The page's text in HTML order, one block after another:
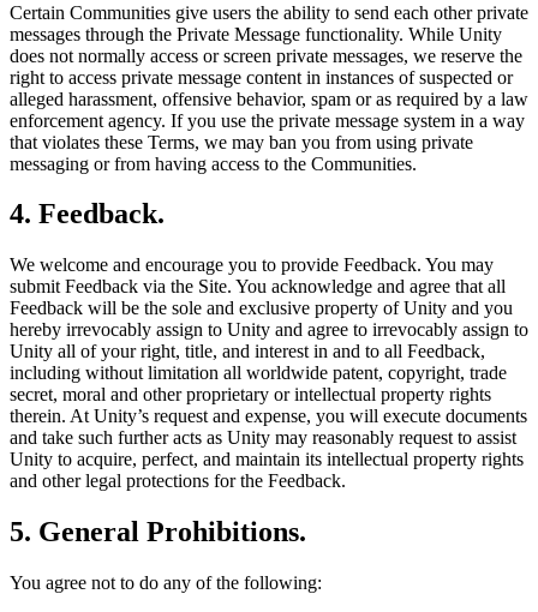
Certain Communities give users the ability to send each other private
messages through the Private Message functionality. While Unity
does not normally access or screen private messages, we reserve the
right to access private message content in instances of suspected or
alleged harassment, offensive behavior, spam or as required by a law
enforcement agency. If you use the private message system in a way
that violates these Terms, we may ban you from using private
messaging or from having access to the Communities.
4. Feedback.
We welcome and encourage you to provide Feedback. You may
submit Feedback via the Site. You acknowledge and agree that all
Feedback will be the sole and exclusive property of Unity and you
hereby irrevocably assign to Unity and agree to irrevocably assign to
Unity all of your right, title, and interest in and to all Feedback,
including without limitation all worldwide patent, copyright, trade
secret, moral and other proprietary or intellectual property rights
therein. At Unity’s request and expense, you will execute documents
and take such further acts as Unity may reasonably request to assist
Unity to acquire, perfect, and maintain its intellectual property rights
and other legal protections for the Feedback.
5. General Prohibitions.
You agree not to do any of the following: